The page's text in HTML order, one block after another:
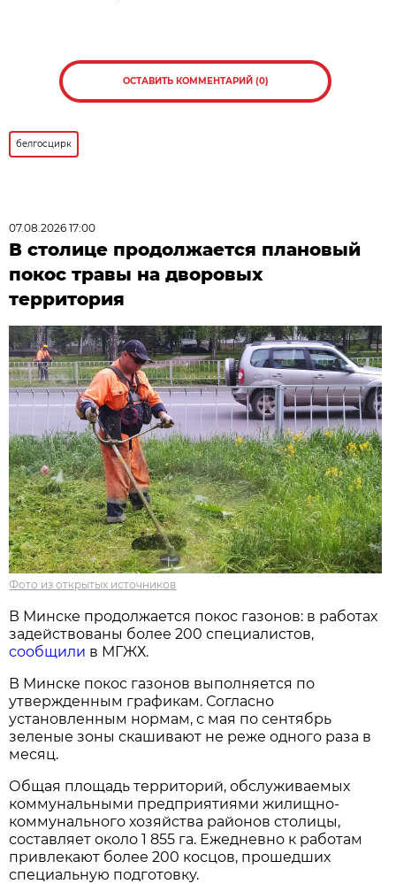
ОСТАВИТЬ КОММЕНТАРИЙ (0)
белгосцирк
07.08.2026 17:00
В столице продолжается плановый
покос травы на дворовых
территория
Фото из открытых источников
В Минске продолжается покос газонов: в работах
задействованы более 200 специалистов,
сообщили в МГЖХ.
В Минске покос газонов выполняется по
утвержденным графикам. Согласно
установленным нормам, с мая по сентябрь
зеленые зоны скашивают не реже одного раза в
месяц.
Общая площадь территорий, обслуживаемых
коммунальными предприятиями жилищно-
коммунального хозяйства районов столицы,
составляет около 1 855 га. Ежедневно к работам
привлекают более 200 косцов, прошедших
специальную подготовку.